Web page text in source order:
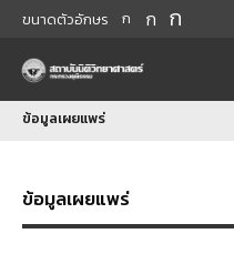
ขนาดตัวอักษร ก ก ก
ข้อมูลเผยแพร่
ข้อมูลเผยแพร่